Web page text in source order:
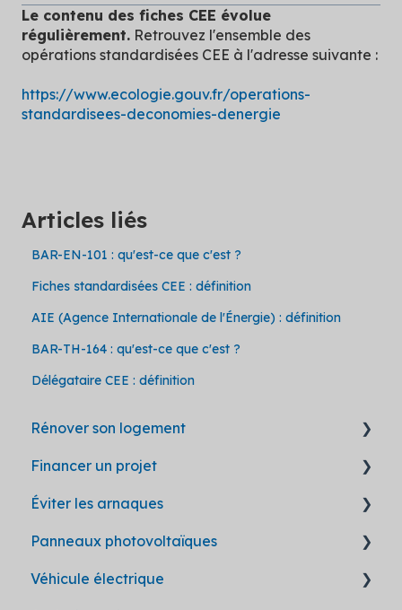
Le contenu des fiches CEE évolue
régulièrement. Retrouvez l'ensemble des
opérations standardisées CEE à l'adresse suivante :
https://www.ecologie.gouv.fr/operations-
standardisees-deconomies-denergie
Articles liés
BAR-EN-101 : qu'est-ce que c'est ?
Fiches standardisées CEE : définition
AIE (Agence Internationale de l'Énergie) : définition
BAR-TH-164 : qu'est-ce que c'est ?
Délégataire CEE : définition
Rénover son logement
Questions générales
Déroulement d'un chantier
Isolation
Isolation des murs extérieurs (ITE)
Financer un projet
Les aides en un coup d'oeil
Modalités d'obtention
Ma Prime Rénov'
Éviter les arnaques
Les bonnes pratiques
Hellio lutte contre les arnaques
Panneaux photovoltaïques
Prime à l'autoconsommation
Véhicule électrique